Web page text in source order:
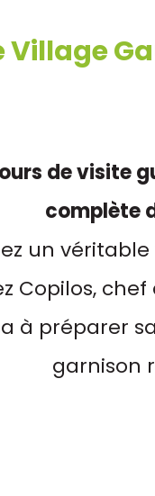
de visite
complète
un
Copilos,
à préparer
garnison